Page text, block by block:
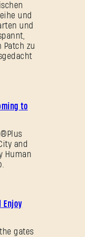
und
und
Patch zu
to
and
Human
Enjoy
gates